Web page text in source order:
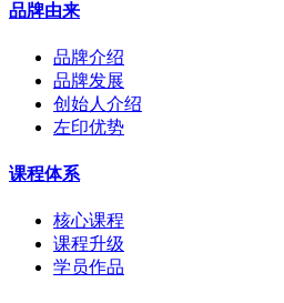
品牌由来
品牌介绍
品牌发展
创始人介绍
左印优势
课程体系
核心课程
课程升级
学员作品